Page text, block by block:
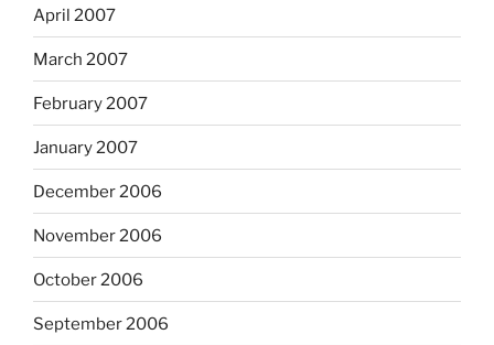
April 2007
March 2007
February 2007
January 2007
December 2006
November 2006
October 2006
September 2006